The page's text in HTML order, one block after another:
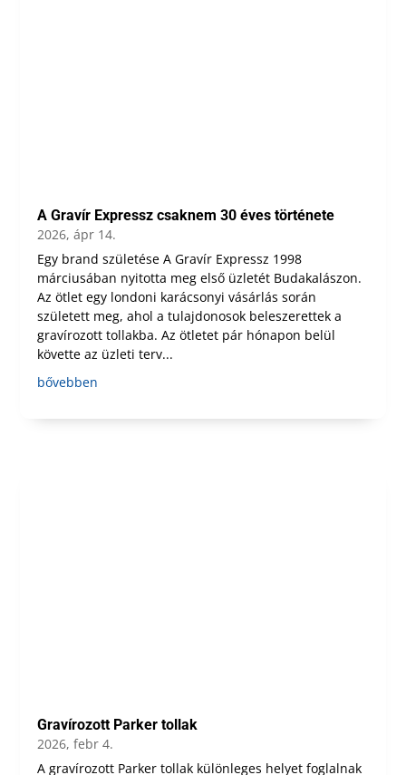
A Gravír Expressz csaknem 30 éves története
2026, ápr 14.
Egy brand születése A Gravír Expressz 1998
márciusában nyitotta meg első üzletét Budakalászon.
Az ötlet egy londoni karácsonyi vásárlás során
született meg, ahol a tulajdonosok beleszerettek a
gravírozott tollakba. Az ötletet pár hónapon belül
követte az üzleti terv...
bővebben
Gravírozott Parker tollak
2026, febr 4.
A gravírozott Parker tollak különleges helyet foglalnak